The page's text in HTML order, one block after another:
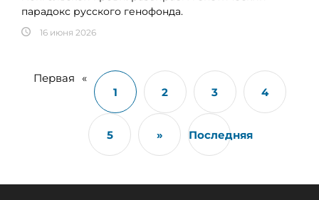
парадокс русского генофонда.
16 июня 2026
Первая
«
1
2 3 4
5 » Последняя